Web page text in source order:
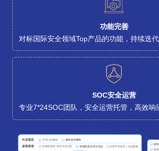
功能完善
对标国际安全领域Top产品的功能，持续迭
SOC安全运营
专业7*24SOC团队，安全运营托管，高效响